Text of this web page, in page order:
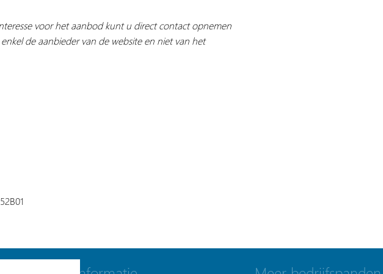
voor het aanbod kunt u direct contact opnemen
de aanbieder van de website en niet van het